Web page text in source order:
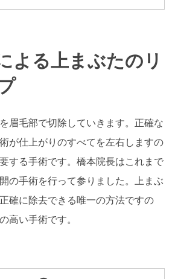
よる上まぶたのリ
眉毛部で切除していきます。正確な
が仕上がりのすべてを左右しますの
する手術です。橋本院長はこれまで
の手術を行って参りました。上まぶ
確に除去できる唯一の方法ですの
高い手術です。